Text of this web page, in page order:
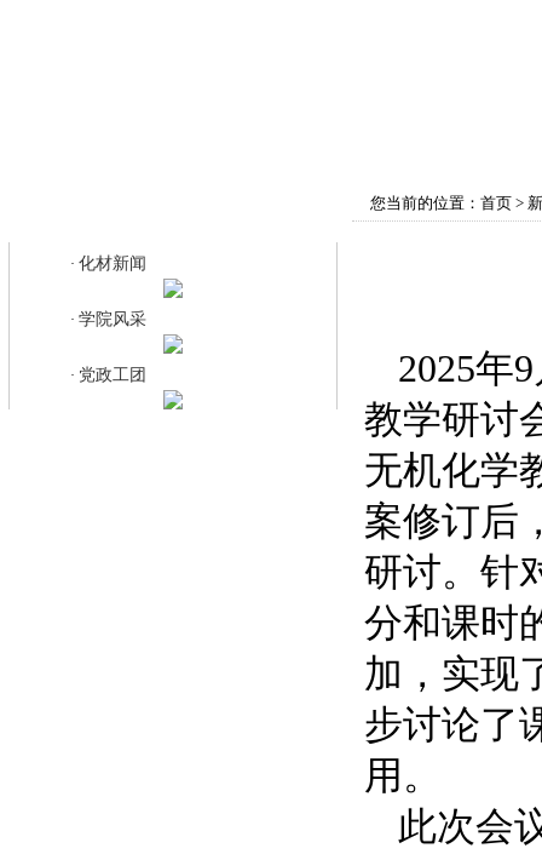
· 化材新闻
· 学院风采
· 党政工团
您当前的位置： 首页 >
2025年
教学研讨
无机化学
案修订后
研讨。针
分和课时
加，实现
步讨论了
用。
此次会